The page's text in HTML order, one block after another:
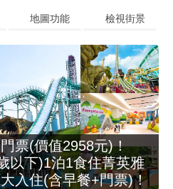
地圖功能 檢視街景
票(價值2958元)！
以下)1泊1食住菁英雅
入住(含早餐+門票)！